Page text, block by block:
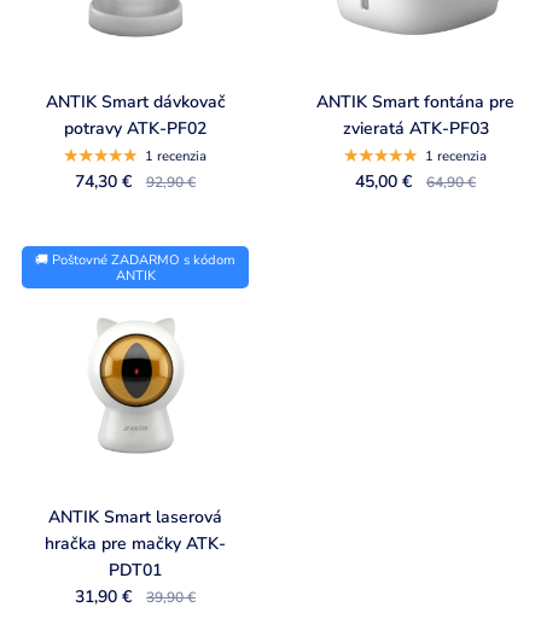
ANTIK Smart dávkovač
potravy ATK-PF02
1 recenzia
74,30 € 92,90 €
ANTIK Smart fontána pre
zvieratá ATK-PF03
1 recenzia
45,00 € 64,90 €
🚚 Poštovné ZADARMO s kódom
ANTIK
ANTIK Smart laserová
hračka pre mačky ATK-
PDT01
31,90 €
39,90 €